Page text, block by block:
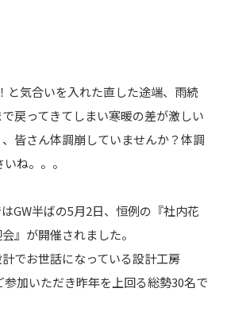
と気合いを入れた直した途端、雨続
戻ってきてしまい寒暖の差が激しい
皆さん体調崩していませんか？体調
ね。。。
GW半ばの5月2日、恒例の『社内花
』が開催されました。
でお世話になっている設計工房
参加いただき昨年を上回る総勢30名で